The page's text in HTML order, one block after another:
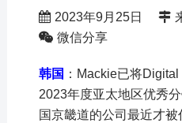
2023年9月25日
微信分享
韩国 ：Mackie已将
2023年度亚太地区优秀
国京畿道的公司最近才